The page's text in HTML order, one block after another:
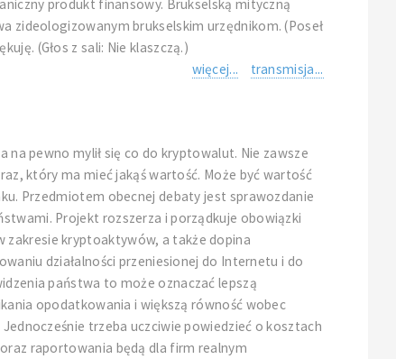
produkt finansowy. Brukselską mityczną
zideologizowanym brukselskim urzędnikom. (Poseł
(Głos z sali: Nie klaszczą.)
więcej...
transmisja...
na pewno mylił się co do kryptowalut. Nie zawsze
który ma mieć jakąś wartość. Może być wartość
Przedmiotem obecnej debaty jest sprawozdanie
Projekt rozszerza i porządkuje obowiązki
zakresie kryptoaktywów, a także dopina
działalności przeniesionej do Internetu i do
państwa to może oznaczać lepszą
opodatkowania i większą równość wobec
trzeba uczciwie powiedzieć o kosztach
raportowania będą dla firm realnym